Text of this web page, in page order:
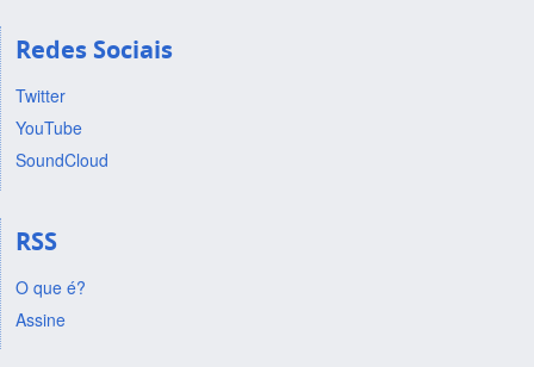
Redes Sociais
Twitter
YouTube
SoundCloud
RSS
O que é?
Assine